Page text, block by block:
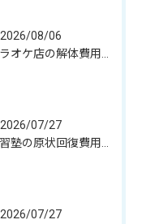
2026/08/06
2026/07/27
2026/07/27